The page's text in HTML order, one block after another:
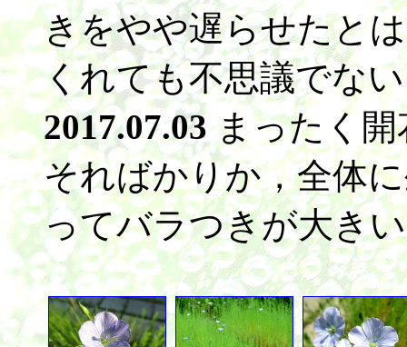
きをやや遅らせたと
くれても不思議でな
2017.07.03 まったく
そればかりか，全体
ってバラつきが大き